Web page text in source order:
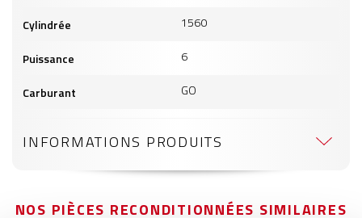
Cylindrée 1560
Puissance 6
Carburant GO
INFORMATIONS PRODUITS
NOS PIÈCES RECONDITIONNÉES SIMILAIRES